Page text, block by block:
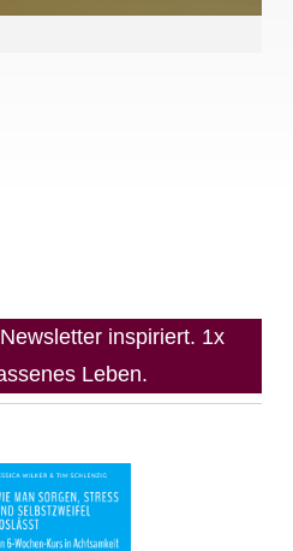
inspiriert. 1x
Leben.